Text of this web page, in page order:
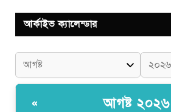
আর্কাইভ ক্যালেন্ডার
« আগষ্ট ২০২৬